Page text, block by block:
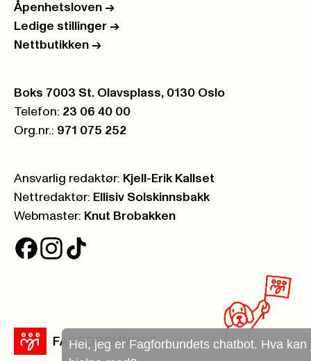
Hei, jeg er Fagforbundets chatbot. Hva kan jeg
Åpenhetsloven ->
Ledige stillinger ->
Nettbutikken ->
Postboks:
Boks 7003 St. Olavsplass, 0130 Oslo
Telefon: 23 06 40 00
Org.nr.: 971 075 252
Ansvarlig redaktør: Kjell-Erik Kallset
Nettredaktør: Ellisiv Solskinnsbakk
Webmaster: Knut Brobakken